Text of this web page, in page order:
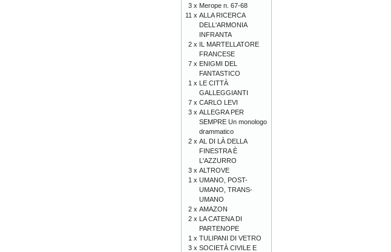
3 x Merope n. 67-68
11 x ALLA RICERCA
DELL'ARMONIA
INFRANTA
2 x IL MARTELLATORE
FRANCESE
7 x ENIGMI DEL
FANTASTICO
1 x LE CITTÀ
GALLEGGIANTI
7 x CARLO LEVI
3 x ALLEGRA PER
SEMPRE Un monologo
drammatico
2 x AL DI LÀ DELLA
FINESTRA È
L'AZZURRO
3 x ALTROVE
1 x UMANO, POST-
UMANO, TRANS-
UMANO
2 x AMAZON
2 x LA CATENA DI
PARTENOPE
1 x TULIPANI DI VETRO
3 x SOCIETÀ CIVILE E